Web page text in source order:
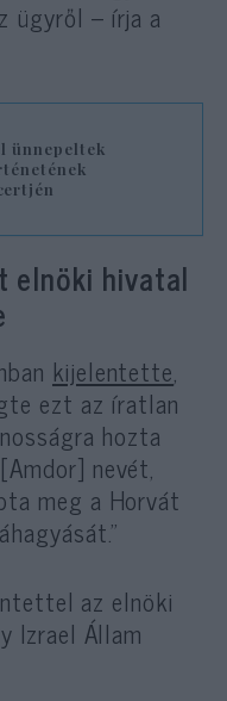
ügyről – írja a
ünnepeltek
elnöki hivatal
kijelentette,
ezt az íratlan
hozta
nevét,
meg a Horvát
az elnöki
Izrael Állam